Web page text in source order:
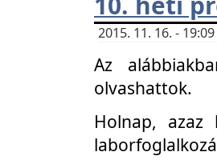
2015. 11. 16. -
Az
olvashattok.
Holnap, azaz